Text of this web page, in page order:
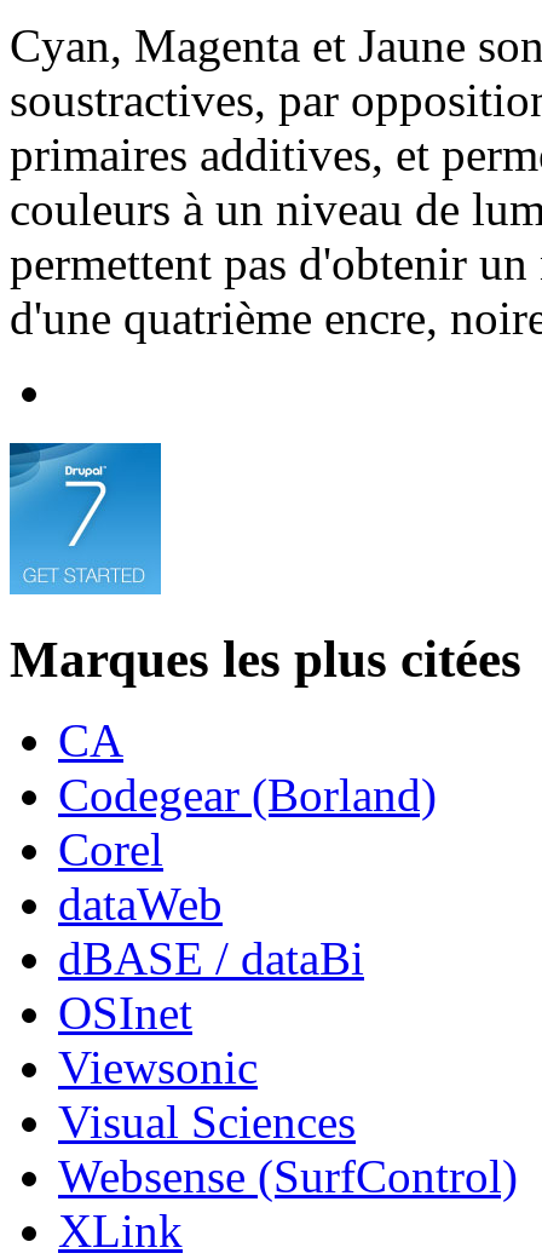
Cyan, Magenta et Jaune
soustractives, par
primaires additives, et
couleurs à un niveau de
permettent pas d'obtenir
d'une quatrième encre,
Marques les plus citées
CA
Codegear (Borland)
Corel
dataWeb
dBASE / dataBi
OSInet
Viewsonic
Visual Sciences
Websense (SurfControl)
XLink